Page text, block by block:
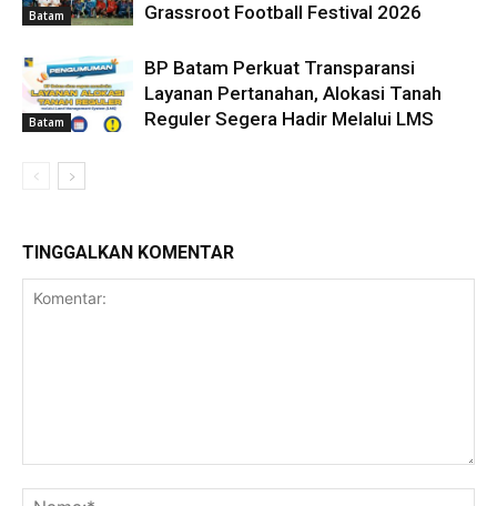
Batam
Grassroot Football Festival 2026
Batam
BP Batam Perkuat Transparansi
Layanan Pertanahan, Alokasi Tanah
Reguler Segera Hadir Melalui LMS
TINGGALKAN KOMENTAR